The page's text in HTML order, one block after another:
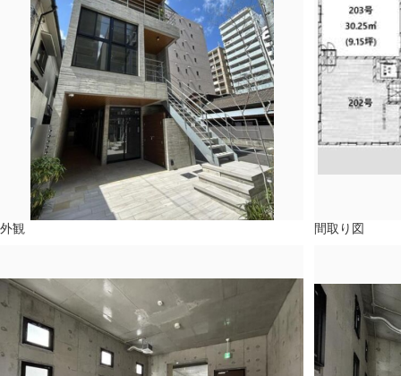
外観 間取り図